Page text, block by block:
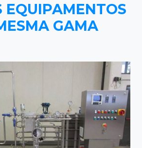
EQUIPAMENTOS
GAMA